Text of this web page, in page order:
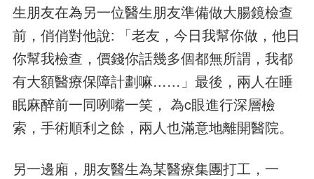
生朋友在為另一位醫生朋友準備做大腸鏡檢查
前，俏俏對他說: 「老友，今日我幫你做，他日
你幫我檢查，價錢你話幾多個都無所謂，我都
有大額醫療保障計劃嘛……」最後，兩人在睡
眠麻醉前一同咧嘴一笑， 為c眼進行深層檢
索，手術順利之餘，兩人也滿意地離開醫院。
另一邊廂，朋友醫生為某醫療集團打工，一